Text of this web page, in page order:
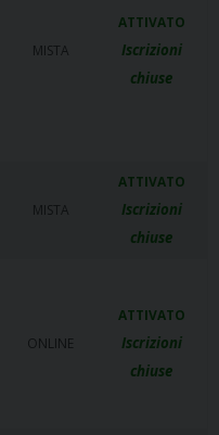
MISTA
ATTIVATO
Iscrizioni
chiuse
MISTA
ATTIVATO
Iscrizioni
chiuse
ONLINE
ATTIVATO
Iscrizioni
chiuse